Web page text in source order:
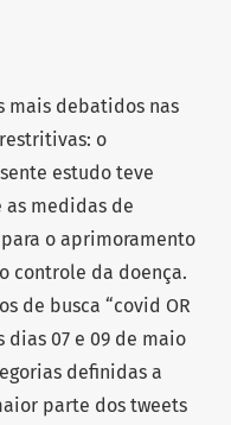
mais debatidos nas
o
estudo teve
medidas de
o aprimoramento
controle da doença.
de busca “covid OR
dias 07 e 09 de maio
definidas a
parte dos tweets